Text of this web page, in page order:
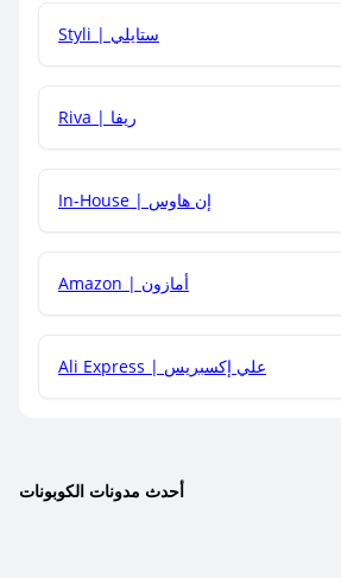
جمع كود خصم مع العروض الأخرى؟
Styli | ستايلي
Riva | ريفا
In-House | إن هاوس
Amazon | أمازون
Ali Express | علي إكسبريس
أحدث مدونات الكوبونات